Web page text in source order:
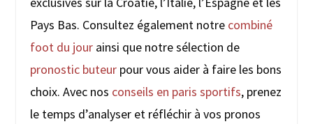
Pays Bas. Consultez également notre combiné
foot du jourainsi que notre sélection de
pronostic buteurpour vous aider à faire les bons
choix. Avec nos conseils en paris sportifs, prenez
le temps d’analyser et réfléchir à vos pronos